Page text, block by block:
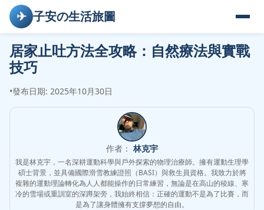
✈ 子安の生活旅圖
居家止吐方法全攻略：自然療法與實戰
技巧
•發布日期: 2025年10月30日
作者： 林克宇
我是林克宇，一名深耕運動科學與戶外探索的物理治療師。擁有運動生理學
碩士背景，並具備國際滑雪教練證照（BASI）與救生員資格。我致力於將
複雜的運動理論轉化為人人都能操作的日常練習，無論是在高山的稜線、寒
冷的雪場或重訓室的深蹲架旁，我始終相信：正確的運動不是為了比賽，而
是為了讓身體擁有支撐夢想的自由。